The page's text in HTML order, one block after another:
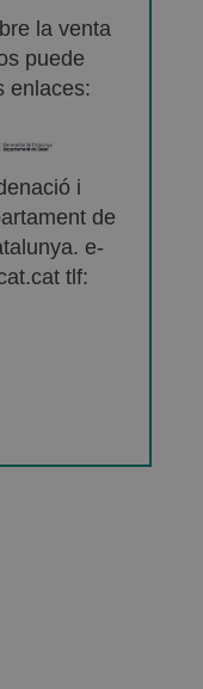
la venta
puede
enlaces:
i
de
e-
tlf: